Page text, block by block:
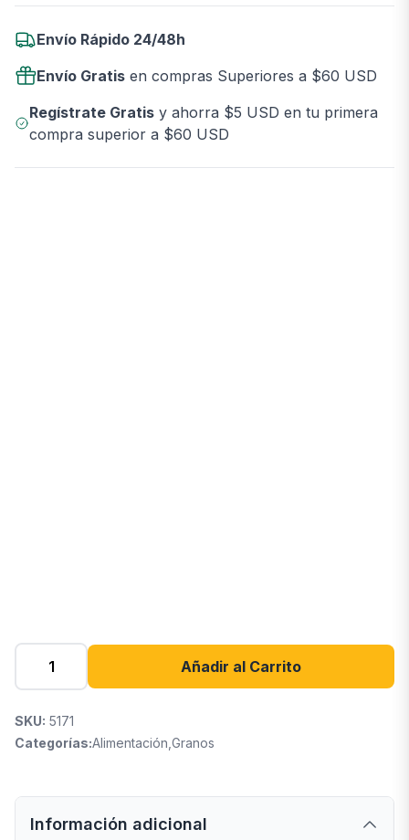
Envío Rápido 24/48h
Envío Gratis en compras Superiores a $60 USD
Regístrate Gratisy ahorra $5 USD en tu primera
compra superior a $60 USD
Añadir al Carrito
SKU: 5171
Categorías:Alimentación Granos
Información adicional